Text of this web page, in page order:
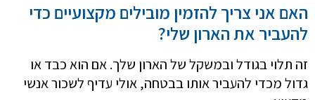
האם אני צריך להזמין מובילים מקצועיים כדי
להעביר את הארון שלי?
זה תלוי בגודל ובמשקל של הארון שלך. אם הוא כבד או
גדול מכדי להעביר אותו בבטחה, אולי עדיף לשכור אנשי